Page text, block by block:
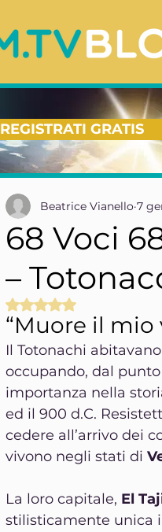
68 Voci
–
Beatrice Vianello 7
Valutazione NaN stelle
“Muore il mio
Il Totonachi
occupando, dal
importanza nella
ed il 900 d.C.
cedere all’arrivo dei
vivono negli stati di
La loro capitale, El
stilisticamente unica
REGISTRATI GRATIS